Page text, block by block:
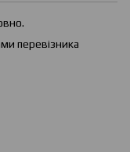
перевізника